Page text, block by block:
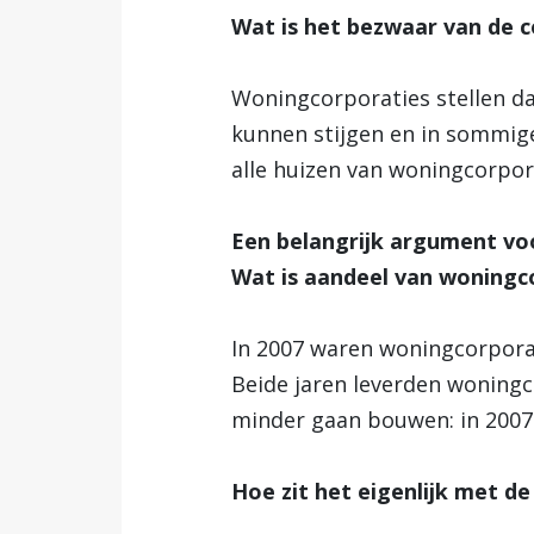
Wat is het bezwaar van de
Woningcorporaties stellen
kunnen stijgen en in
alle huizen van
Een belangrijk argument
Wat is aandeel van
In 2007 waren
Beide jaren leverden
minder gaan bouwen: in
Hoe zit het eigenlijk met